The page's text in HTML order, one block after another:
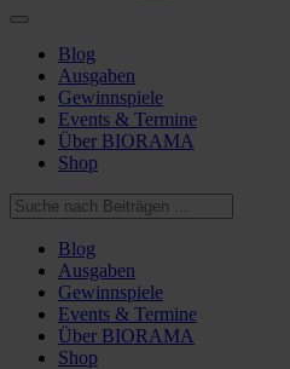
Blog
Ausgaben
Gewinnspiele
Events & Termine
Über BIORAMA
Shop
Blog
Ausgaben
Gewinnspiele
Events & Termine
Über BIORAMA
Shop